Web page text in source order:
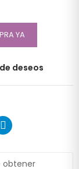
YA
deseos
obtener